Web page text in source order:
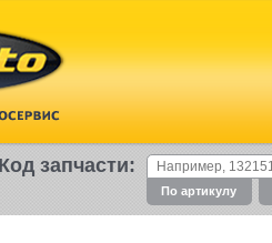
Код запчасти:
По артикулу